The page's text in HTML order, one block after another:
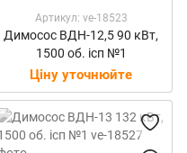
Артикул: ve-18523
Димосос ВДН-12,5 90 кВт,
1500 об. ісп №1
Ціну уточнюйте